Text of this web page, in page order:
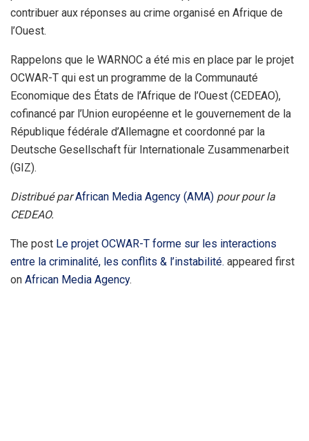
contribuer aux réponses au crime organisé en Afrique de
l’Ouest.
Rappelons que le WARNOC a été mis en place par le projet
OCWAR-T qui est un programme de la Communauté
Economique des États de l’Afrique de l’Ouest (CEDEAO),
cofinancé par l’Union européenne et le gouvernement de la
République fédérale d’Allemagne et coordonné par la
Deutsche Gesellschaft für Internationale Zusammenarbeit
(GIZ).
Distribué parAfrican Media Agency (AMA) pour pour la
CEDEAO.
The post Le projet OCWAR-T forme sur les interactions
entre la criminalité, les conflits & l’instabilité. appeared first
on African Media Agency.